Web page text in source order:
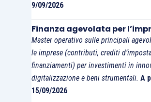
9/09/2026
Finanza agevolata per
Master operativo sulle principali
le imprese (contributi, crediti
finanziamenti) per investimenti in
digitalizzazione e beni strumentali. A
15/09/2026